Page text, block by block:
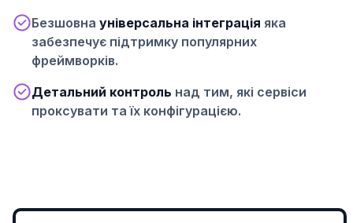
Безшовна універсальна інтеграція яка
забезпечує підтримку популярних
фреймворків.
Детальний контроль над тим, які сервіси
проксувати та їх конфігурацією.